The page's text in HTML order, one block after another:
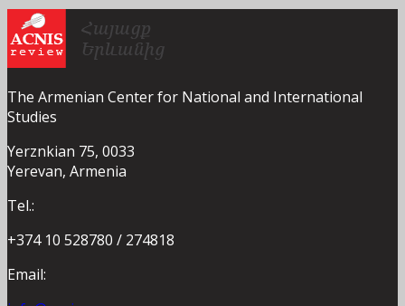
The Armenian Center for National and International
Studies
Yerznkian 75, 0033
Yerevan, Armenia
Tel.:
+374 10 528780 / 274818
Email: